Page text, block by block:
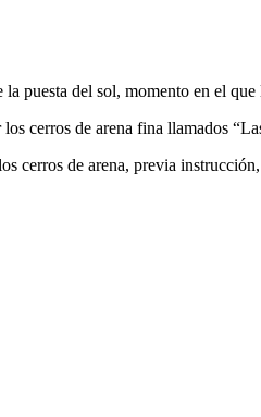
puesta del sol, momento en el
cerros de arena fina llamados
cerros de arena, previa